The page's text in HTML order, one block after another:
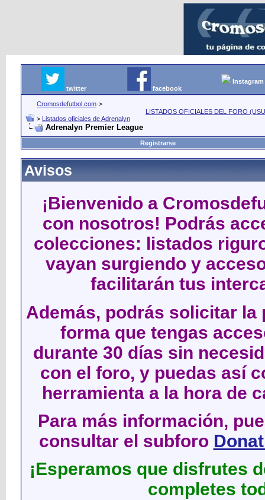
twitter facebook
Instagram
Cromosdefutbol.com >
LISTADOS OFICIALES DEL FORO
> Listados oficiales de Adrenalyn
Adrenalyn Premier League
Registrarse
Avisos
¡Bienvenido a
con nosotros! Podrás
colecciones: listados
vayan surgiendo y
facilitarán tus
Además, podrás solicitar
forma que tengas
durante 30 días sin
con el foro, y puedas así
herramienta a la hora de
Para más información,
consultar el subforo
¡Esperamos que disfrutes
completes